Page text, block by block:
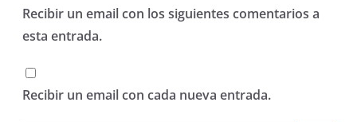
Recibir un email con los siguientes comentarios a
esta entrada.
Recibir un email con cada nueva entrada.